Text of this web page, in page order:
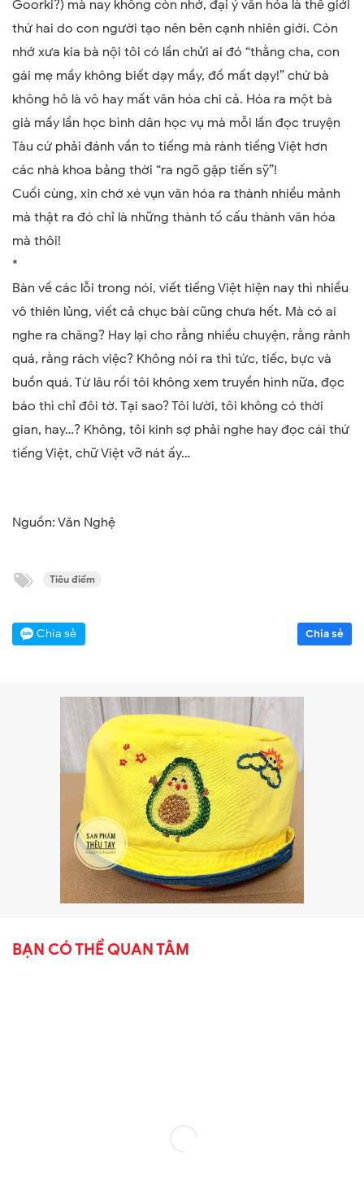
Goorki?) mà nay không còn nhớ, đại ý văn hóa là thế giới
thứ hai do con người tạo nên bên cạnh nhiên giới. Còn
nhớ xưa kia bà nội tôi có lần chửi ai đó “thằng cha, con
gái mẹ mầy không biết dạy mầy, đồ mất dạy!” chứ bà
không hô là vô hay mất văn hóa chi cả. Hóa ra một bà
già mấy lần học bình dân học vụ mà mỗi lần đọc truyện
Tàu cứ phải đánh vần to tiếng mà rành tiếng Việt hơn
các nhà khoa bảng thời “ra ngõ gặp tiến sỹ”!
Cuối cùng, xin chớ xé vụn văn hóa ra thành nhiều mảnh
mà thật ra đó chỉ là những thành tố cấu thành văn hóa
mà thôi!
*
Bàn về các lỗi trong nói, viết tiếng Việt hiện nay thì nhiều
vô thiên lủng, viết cả chục bài cũng chưa hết. Mà có ai
nghe ra chăng? Hay lại cho rằng nhiều chuyện, rằng rảnh
quá, rằng rách việc? Không nói ra thì tức, tiếc, bực và
buồn quá. Từ lâu rồi tôi không xem truyền hình nữa, đọc
báo thì chỉ đôi tờ. Tại sao? Tôi lười, tôi không có thời
gian, hay…? Không, tôi kinh sợ phải nghe hay đọc cái thứ
tiếng Việt, chữ Việt vỡ nát ấy…
Nguồn: Văn Nghệ
Tiêu điểm
Chia sẻ Chia sẻ
BẠN CÓ THỂ QUAN TÂM